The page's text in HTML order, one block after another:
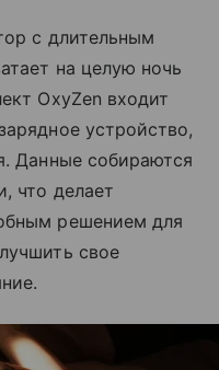
с длительным
на целую ночь
OxyZen входит
устройство,
Данные собираются
что делает
решением для
свое